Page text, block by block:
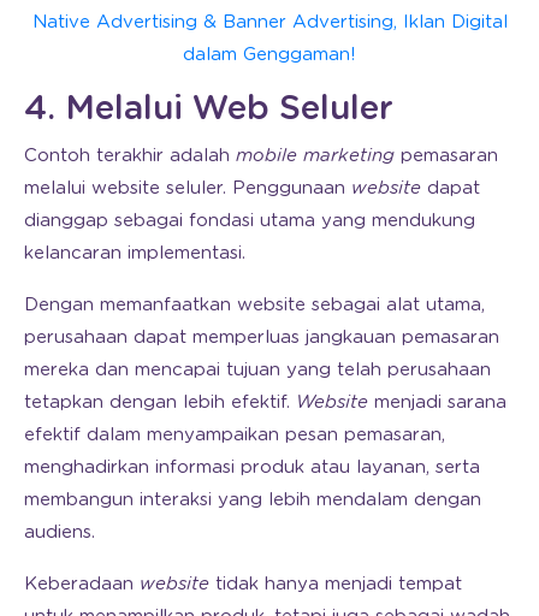
Native Advertising & Banner Advertising, Iklan Digital
dalam Genggaman!
4. Melalui Web Seluler
Contoh terakhir adalah mobile marketing pemasaran
melalui website seluler. Penggunaan website dapat
dianggap sebagai fondasi utama yang mendukung
kelancaran implementasi.
Dengan memanfaatkan website sebagai alat utama,
perusahaan dapat memperluas jangkauan pemasaran
mereka dan mencapai tujuan yang telah perusahaan
tetapkan dengan lebih efektif. Website menjadi sarana
efektif dalam menyampaikan pesan pemasaran,
menghadirkan informasi produk atau layanan, serta
membangun interaksi yang lebih mendalam dengan
audiens.
Keberadaan website tidak hanya menjadi tempat